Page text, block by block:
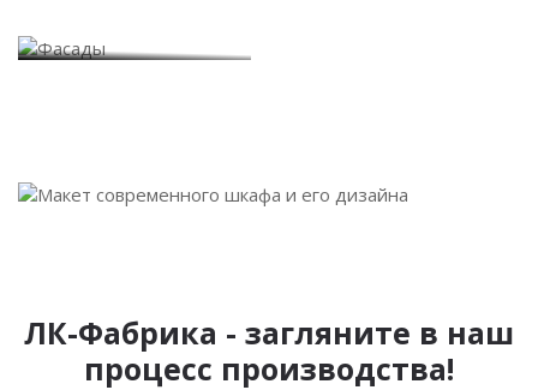
ЛК-Фабрика - загляните в наш
процесс производства!